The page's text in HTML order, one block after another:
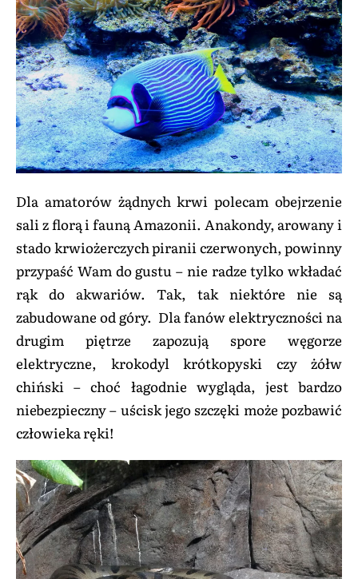
Dla amatorów żądnych krwi polecam obejrzenie
sali z florą i fauną Amazonii. Anakondy, arowany i
stado krwiożerczych piranii czerwonych, powinny
przypaść Wam do gustu – nie radze tylko wkładać
rąk do akwariów. Tak, tak niektóre nie są
zabudowane od góry. Dla fanów elektryczności na
drugim piętrze zapozują spore węgorze
elektryczne, krokodyl krótkopyski czy żółw
chiński – choć łagodnie wygląda, jest bardzo
niebezpieczny – uścisk jego szczęki może pozbawić
człowieka ręki!